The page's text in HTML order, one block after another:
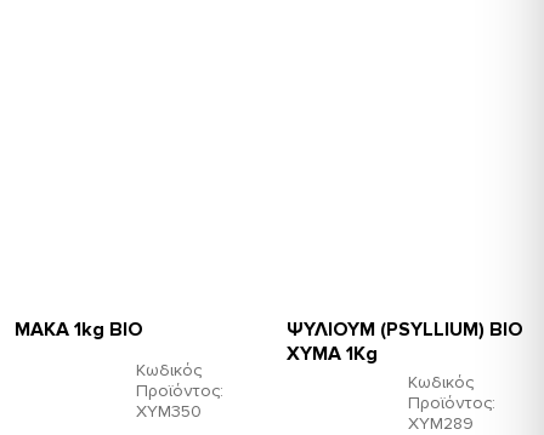
Κωδικός
Προϊόντος:
ΧΥΜ350
ΜΑΚΑ 1kg BIO
Κωδικός
Προϊόντος:
ΧΥΜ289
ΨΥΛΙΟΥΜ (PSYLLIUM) BIO
ΧΥΜΑ 1Kg